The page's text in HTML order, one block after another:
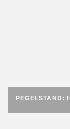
PEGELSTAND: